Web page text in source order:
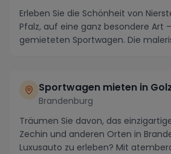
Erleben Sie die Schönheit von
Pfalz, auf eine ganz besondere Art
gemieteten Sportwagen. Die
Sportwagen mieten in
Brandenburg
Träumen Sie davon, das
Zechin und anderen Orten in
Luxusauto zu erleben? Mit